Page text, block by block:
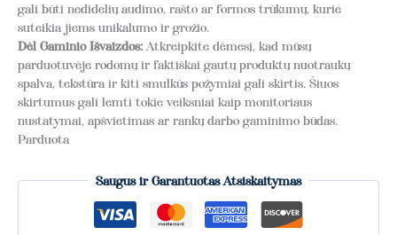
gali būti nedidelių audimo, rašto ar formos trūkumų, kurie
suteikia jiems unikalumo ir grožio.
Dėl Gaminio Išvaizdos: Atkreipkite dėmesį, kad mūsų
parduotuvėje rodomų ir faktiškai gautų produktų nuotraukų
spalva, tekstūra ir kiti smulkūs požymiai gali skirtis. Šiuos
skirtumus gali lemti tokie veiksniai kaip monitoriaus
nustatymai, apšvietimas ar rankų darbo gaminimo būdas.
Parduota
Saugus ir Garantuotas Atsiskaitymas